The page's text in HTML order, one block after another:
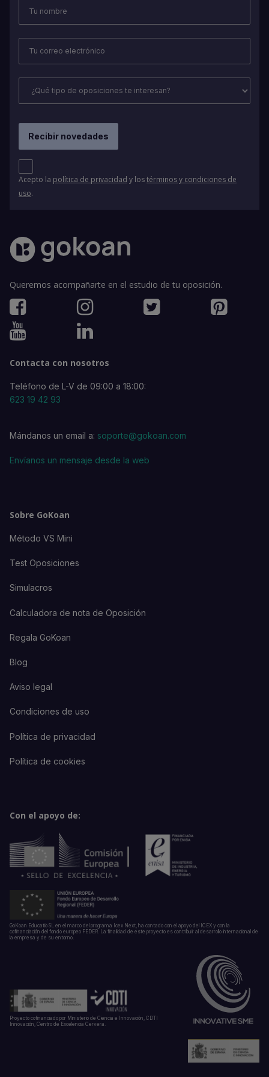
Acepto la política de privacidad y lostérminos y condiciones de
uso.
Queremos acompañarte en el estudio de tu oposición.
Contacta con nosotros
Teléfono de L-V de 09:00 a 18:00:
623 19 42 93
Mándanos un email a: soporte@gokoan.com
Envíanos un mensaje desde la web
Sobre GoKoan
Método VS Mini
Test Oposiciones
Simulacros
Calculadora de nota de Oposición
Regala GoKoan
Blog
Aviso legal
Condiciones de uso
Política de privacidad
Política de cookies
Con el apoyo de:
GoKoan Educatio SL en el marco del programa Icex Next, ha contado con el apoyo del ICEX y con la
cofinanciación del fondo europeo FEDER. La finalidad de este proyecto es contribuir al desarrollo internacional de
la empresa y de su entorno.
Proyecto cofinanciado por Ministerio de Ciencia e Innovación, CDTI
Innovación, Centro de Excelencia Cervera.